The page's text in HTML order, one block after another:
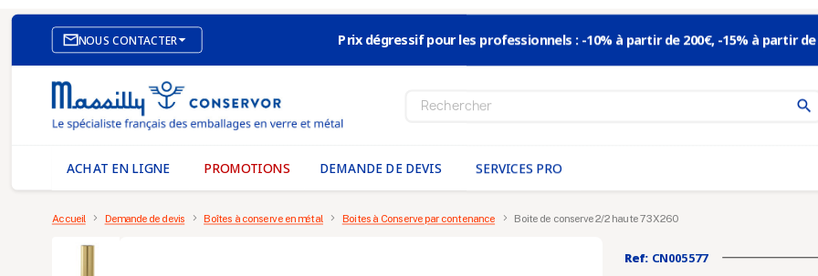
NOUS CONTACTER
SITE E-COMMERCE
NOS AGENCES
MASSILLY CONSERVOR
Prix dégressif pour les professionnels : -10% à partir de 200€, -15% à partir de
search
ACHAT EN LIGNE PROMOTIONS DEMANDE DE DEVIS SERVICES PRO
Accueil Demande de devis Boîtes à conserve en métal Boites à Conserve par contenance Boite de conserve 2/2 haute 73X260
Ref: CN005577
Pour ne pas manquerles